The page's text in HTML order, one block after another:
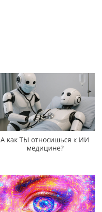
А как ТЫ относишься к ИИ
медицине?